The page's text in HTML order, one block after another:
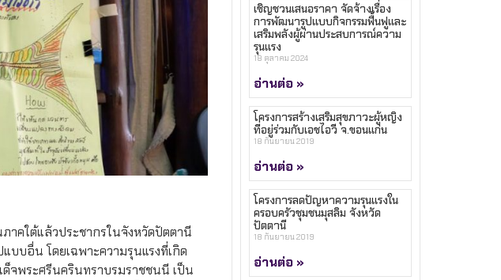
คใต้แล้วประชากรในจังหวัดปัตตานี
บอื่น โดยเฉพาะความรุนแรงที่เกิด
ด็จพระศรีนครินทราบรมราชชนนี เป็น
เชิญชวนเสนอราคา จัดจ้างเรื่อง
การพัฒนารูปแบบกิจกรรมฟื้นฟูและ
เสริมพลังผู้ผ่านประสบการณ์ความ
รุนแรง
18 ตุลาคม 2024
อ่านต่อ »
โครงการสร้างเสริมสุขภาวะผู้หญิง
ที่อยู่ร่วมกับเอชไอวี จ.ขอนแก่น
18 กันยายน 2019
อ่านต่อ »
โครงการลดปัญหาความรุนแรงใน
ครอบครัวชุมชนมุสลิม จังหวัด
ปัตตานี
18 กันยายน 2019
อ่านต่อ »